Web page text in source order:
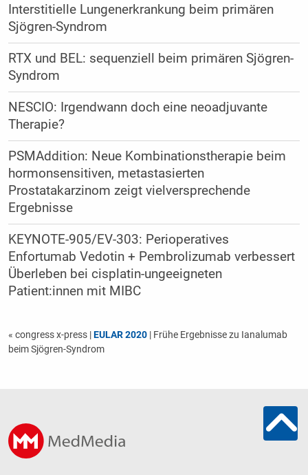
Interstitielle Lungenerkrankung beim primären
Sjögren-Syndrom
RTX und BEL: sequenziell beim primären Sjögren-
Syndrom
NESCIO: Irgendwann doch eine neoadjuvante
Therapie?
PSMAddition: Neue Kombinationstherapie beim
hormonsensitiven, metastasierten
Prostatakarzinom zeigt vielversprechende
Ergebnisse
KEYNOTE-905/EV-303: Perioperatives
Enfortumab Vedotin + Pembrolizumab verbessert
Überleben bei cisplatin-ungeeigneten
Patient:innen mit MIBC
« congress x-press |EULAR 2020| Frühe Ergebnisse zu Ianalumab
beim Sjögren-Syndrom